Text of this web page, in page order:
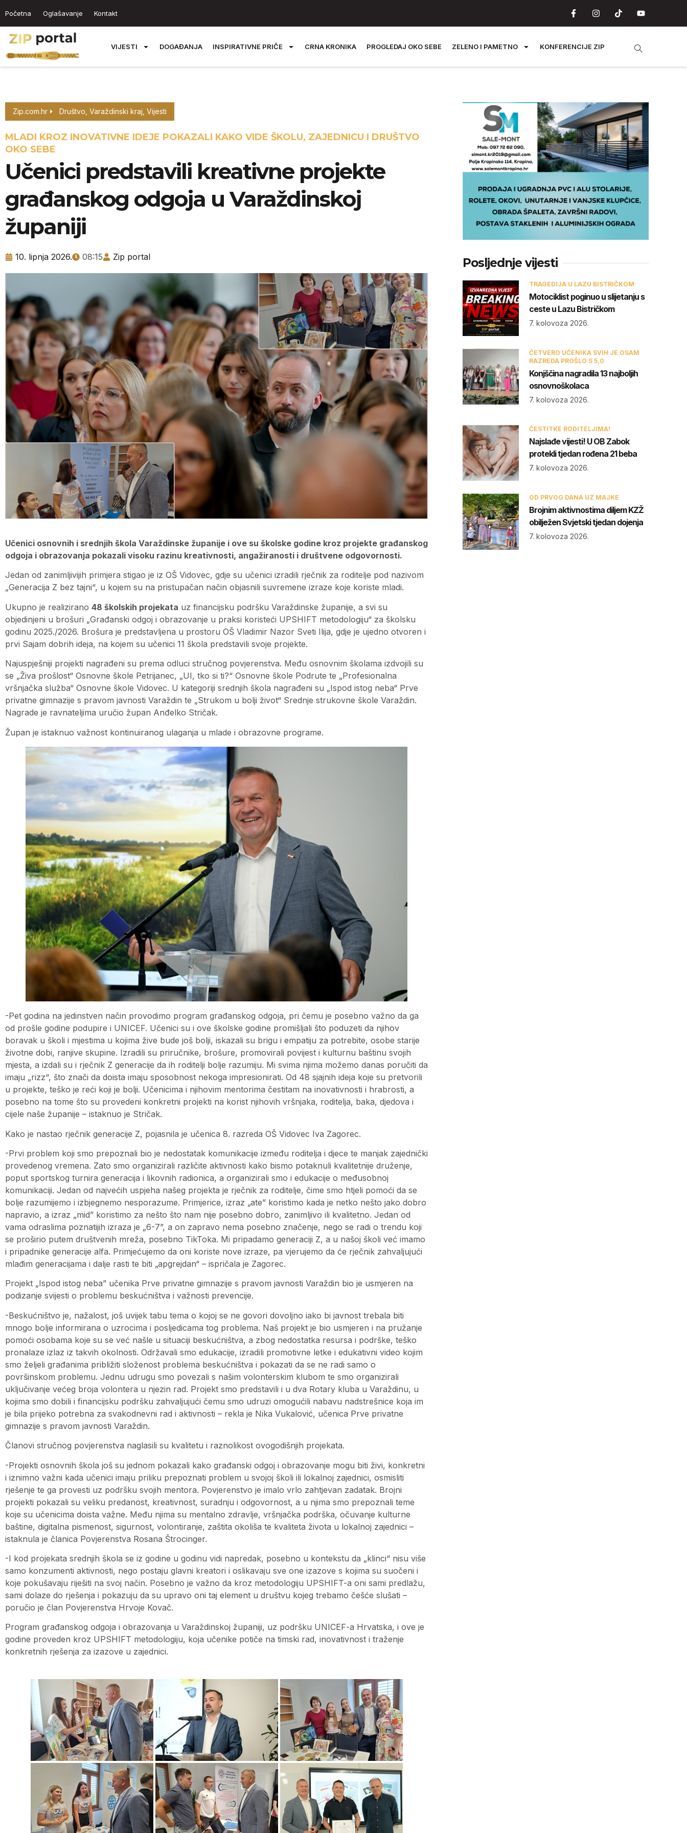
Početna Oglašavanje Kontakt
VIJESTI DOGAĐANJA INSPIRATIVNE PRIČE CRNA KRONIKA PROGLEDAJ OKO SEBE ZELENO I PAMETNO KONFERENCIJE ZIP
Zip.com.hr Društvo Varaždinski kraj Vijesti
MLADI KROZ INOVATIVNE IDEJE POKAZALI KAKO VIDE ŠKOLU, ZAJEDNICU I DRUŠTVO
OKO SEBE
Učenici predstavili kreativne projekte
građanskog odgoja u Varaždinskoj
županiji
10. lipnja 2026. 08:15 Zip portal
Učenici osnovnih i srednjih škola Varaždinske županije i ove su školske godine kroz projekte građanskog
odgoja i obrazovanja pokazali visoku razinu kreativnosti, angažiranosti i društvene odgovornosti.
Jedan od zanimljivijih primjera stigao je iz OŠ Vidovec, gdje su učenici izradili rječnik za roditelje pod nazivom
„Generacija Z bez tajni“, u kojem su na pristupačan način objasnili suvremene izraze koje koriste mladi.
Ukupno je realizirano 48 školskih projekata uz financijsku podršku Varaždinske županije, a svi su
objedinjeni u brošuri „Građanski odgoj i obrazovanje u praksi koristeći UPSHIFT metodologiju“ za školsku
godinu 2025./2026. Brošura je predstavljena u prostoru OŠ Vladimir Nazor Sveti Ilija, gdje je ujedno otvoren i
prvi Sajam dobrih ideja, na kojem su učenici 11 škola predstavili svoje projekte.
Najuspješniji projekti nagrađeni su prema odluci stručnog povjerenstva. Među osnovnim školama izdvojili su
se „Živa prošlost“ Osnovne škole Petrijanec, „UI, tko si ti?“ Osnovne škole Podrute te „Profesionalna
vršnjačka služba“ Osnovne škole Vidovec. U kategoriji srednjih škola nagrađeni su „Ispod istog neba“ Prve
privatne gimnazije s pravom javnosti Varaždin te „Strukom u bolji život“ Srednje strukovne škole Varaždin.
Nagrade je ravnateljima uručio župan Anđelko Stričak.
Župan je istaknuo važnost kontinuiranog ulaganja u mlade i obrazovne programe.
-Pet godina na jedinstven način provodimo program građanskog odgoja, pri čemu je posebno važno da ga
od prošle godine podupire i UNICEF. Učenici su i ove školske godine promišljali što poduzeti da njihov
boravak u školi i mjestima u kojima žive bude još bolji, iskazali su brigu i empatiju za potrebite, osobe starije
životne dobi, ranjive skupine. Izradili su priručnike, brošure, promovirali povijest i kulturnu baštinu svojih
mjesta, a izdali su i rječnik Z generacije da ih roditelji bolje razumiju. Mi svima njima možemo danas poručiti da
imaju „rizz“, što znači da doista imaju sposobnost nekoga impresionirati. Od 48 sjajnih ideja koje su pretvorili
u projekte, teško je reći koji je bolji. Učenicima i njihovim mentorima čestitam na inovativnosti i hrabrosti, a
posebno na tome što su provedeni konkretni projekti na korist njihovih vršnjaka, roditelja, baka, djedova i
cijele naše županije – istaknuo je Stričak.
Kako je nastao rječnik generacije Z, pojasnila je učenica 8. razreda OŠ Vidovec Iva Zagorec.
-Prvi problem koji smo prepoznali bio je nedostatak komunikacije između roditelja i djece te manjak zajednički
provedenog vremena. Zato smo organizirali različite aktivnosti kako bismo potaknuli kvalitetnije druženje,
poput sportskog turnira generacija i likovnih radionica, a organizirali smo i edukacije o međusobnoj
komunikaciji. Jedan od najvećih uspjeha našeg projekta je rječnik za roditelje, čime smo htjeli pomoći da se
bolje razumijemo i izbjegnemo nesporazume. Primjerice, izraz „ate” koristimo kada je netko nešto jako dobro
napravio, a izraz „mid” koristimo za nešto što nam nije posebno dobro, zanimljivo ili kvalitetno. Jedan od
vama odraslima poznatijih izraza je „6-7”, a on zapravo nema posebno značenje, nego se radi o trendu koji
se proširio putem društvenih mreža, posebno TikToka. Mi pripadamo generaciji Z, a u našoj školi već imamo
i pripadnike generacije alfa. Primjećujemo da oni koriste nove izraze, pa vjerujemo da će rječnik zahvaljujući
mlađim generacijama i dalje rasti te biti „apgrejdan“ – ispričala je Zagorec.
Projekt „Ispod istog neba” učenika Prve privatne gimnazije s pravom javnosti Varaždin bio je usmjeren na
podizanje svijesti o problemu beskućništva i važnosti prevencije.
-Beskućništvo je, nažalost, još uvijek tabu tema o kojoj se ne govori dovoljno iako bi javnost trebala biti
mnogo bolje informirana o uzrocima i posljedicama tog problema. Naš projekt je bio usmjeren i na pružanje
pomoći osobama koje su se već našle u situaciji beskućništva, a zbog nedostatka resursa i podrške, teško
pronalaze izlaz iz takvih okolnosti. Održavali smo edukacije, izradili promotivne letke i edukativni video kojim
smo željeli građanima približiti složenost problema beskućništva i pokazati da se ne radi samo o
površinskom problemu. Jednu udrugu smo povezali s našim volonterskim klubom te smo organizirali
uključivanje većeg broja volontera u njezin rad. Projekt smo predstavili i u dva Rotary kluba u Varaždinu, u
kojima smo dobili i financijsku podršku zahvaljujući čemu smo udruzi omogućili nabavu nadstrešnice koja im
je bila prijeko potrebna za svakodnevni rad i aktivnosti – rekla je Nika Vukalović, učenica Prve privatne
gimnazije s pravom javnosti Varaždin.
Članovi stručnog povjerenstva naglasili su kvalitetu i raznolikost ovogodišnjih projekata.
-Projekti osnovnih škola još su jednom pokazali kako građanski odgoj i obrazovanje mogu biti živi, konkretni
i iznimno važni kada učenici imaju priliku prepoznati problem u svojoj školi ili lokalnoj zajednici, osmisliti
rješenje te ga provesti uz podršku svojih mentora. Povjerenstvo je imalo vrlo zahtjevan zadatak. Brojni
projekti pokazali su veliku predanost, kreativnost, suradnju i odgovornost, a u njima smo prepoznali teme
koje su učenicima doista važne. Među njima su mentalno zdravlje, vršnjačka podrška, očuvanje kulturne
baštine, digitalna pismenost, sigurnost, volontiranje, zaštita okoliša te kvaliteta života u lokalnoj zajednici –
istaknula je članica Povjerenstva Rosana Štrocinger.
-I kod projekata srednjih škola se iz godine u godinu vidi napredak, posebno u kontekstu da „klinci“ nisu više
samo konzumenti aktivnosti, nego postaju glavni kreatori i oslikavaju sve one izazove s kojima su suočeni i
koje pokušavaju riješiti na svoj način. Posebno je važno da kroz metodologiju UPSHIFT-a oni sami predlažu,
sami dolaze do rješenja i pokazuju da su upravo oni taj element u društvu kojeg trebamo češće slušati –
poručio je član Povjerenstva Hrvoje Kovač.
Program građanskog odgoja i obrazovanja u Varaždinskoj županiji, uz podršku UNICEF-a Hrvatska, i ove je
godine proveden kroz UPSHIFT metodologiju, koja učenike potiče na timski rad, inovativnost i traženje
konkretnih rješenja za izazove u zajednici.
Posljednje vijesti
TRAGEDIJA U LAZU BISTRIČKOM
Motociklist poginuo u slijetanju s
ceste u Lazu Bistričkom
7. kolovoza 2026.
ČETVERO UČENIKA SVIH JE OSAM
RAZREDA PROŠLO S 5,0
Konjščina nagradila 13 najboljih
osnovnoškolaca
7. kolovoza 2026.
ČESTITKE RODITELJIMA!
Najslađe vijesti! U OB Zabok
protekli tjedan rođena 21 beba
7. kolovoza 2026.
OD PRVOG DANA UZ MAJKE
Brojnim aktivnostima diljem KZŽ
obilježen Svjetski tjedan dojenja
7. kolovoza 2026.